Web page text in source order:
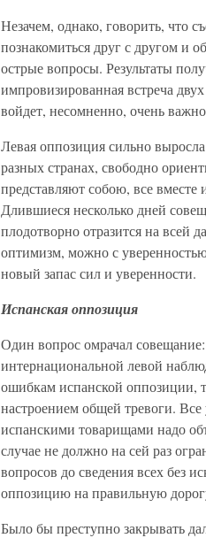
Незачем, однако, говорить, что
познакомиться друг с другом и
острые вопросы. Результаты
импровизированная встреча
войдет, несомненно, очень
Левая оппозиция сильно
разных странах, свободно
представляют собою, все
Длившиеся несколько дней
плодотворно отразится на всей
оптимизм, можно с
новый запас сил и уверенности.
Испанская оппозиция
Один вопрос омрачал
интернациональной левой
ошибкам испанской оппозиции,
настроением общей тревоги.
испанскими товарищами надо
случае не должно на сей раз
вопросов до сведения всех без
оппозицию на правильную
Было бы преступно закрывать